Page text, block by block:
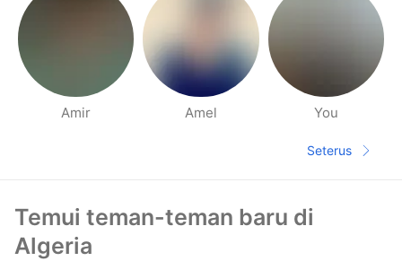
Amir Amel You
Halaman
Seterus
Temui teman-teman baru di
Algeria